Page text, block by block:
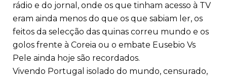
rádio e do jornal, onde os que tinham acesso à TV
eram ainda menos do que os que sabiam ler, os
feitos da selecção das quinas correu mundo e os
golos frente à Coreia ou o embate Eusebio Vs
Pele ainda hoje são recordados.
Vivendo Portugal isolado do mundo, censurado,